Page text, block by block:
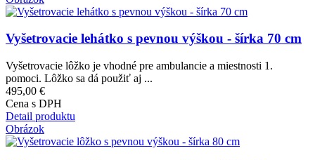
Vyšetrovacie lehátko s pevnou výškou - šírka 70 cm
Vyšetrovacie lôžko je vhodné pre ambulancie a miestnosti 1.
pomoci. Lôžko sa dá použiť aj ...
495,00 €
Cena s DPH
Detail produktu
Obrázok